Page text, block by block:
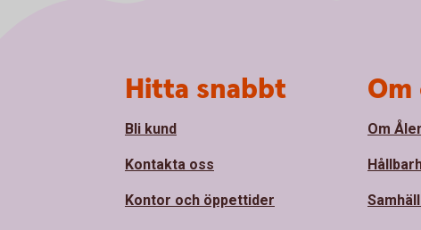
Hitta snabbt
Bli kund
Kontakta oss
Kontor och öppettider
Om
Om